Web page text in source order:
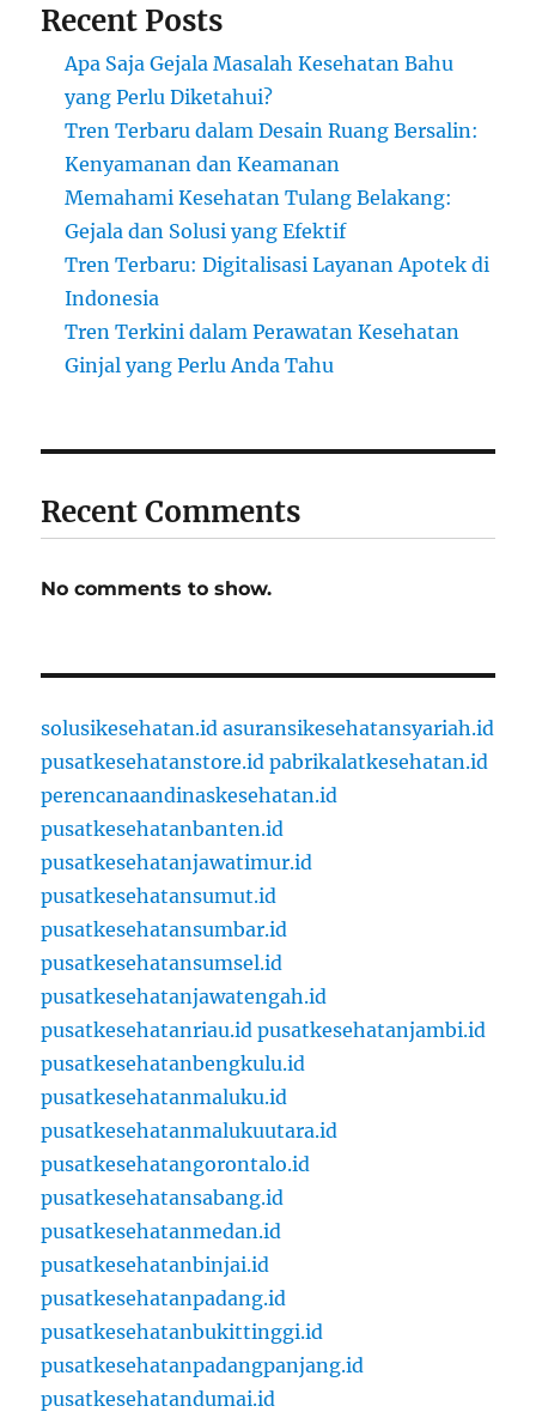
Recent Posts
Apa Saja Gejala Masalah Kesehatan Bahu
yang Perlu Diketahui?
Tren Terbaru dalam Desain Ruang Bersalin:
Kenyamanan dan Keamanan
Memahami Kesehatan Tulang Belakang:
Gejala dan Solusi yang Efektif
Tren Terbaru: Digitalisasi Layanan Apotek di
Indonesia
Tren Terkini dalam Perawatan Kesehatan
Ginjal yang Perlu Anda Tahu
Recent Comments
No comments to show.
solusikesehatan.id asuransikesehatansyariah.id
pusatkesehatanstore.id pabrikalatkesehatan.id
perencanaandinaskesehatan.id
pusatkesehatanbanten.id
pusatkesehatanjawatimur.id
pusatkesehatansumut.id
pusatkesehatansumbar.id
pusatkesehatansumsel.id
pusatkesehatanjawatengah.id
pusatkesehatanriau.id pusatkesehatanjambi.id
pusatkesehatanbengkulu.id
pusatkesehatanmaluku.id
pusatkesehatanmalukuutara.id
pusatkesehatangorontalo.id
pusatkesehatansabang.id
pusatkesehatanmedan.id
pusatkesehatanbinjai.id
pusatkesehatanpadang.id
pusatkesehatanbukittinggi.id
pusatkesehatanpadangpanjang.id
pusatkesehatandumai.id